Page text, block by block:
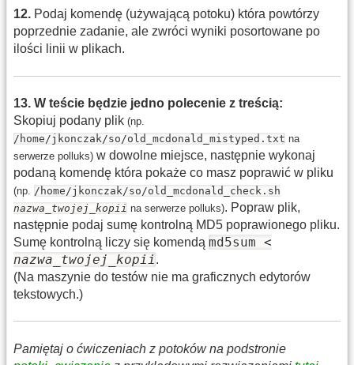
12. Podaj komendę (używającą potoku) która powtórzy
poprzednie zadanie, ale zwróci wyniki posortowane po
ilości linii w plikach.
13. W teście będzie jedno polecenie z treścią:
Skopiuj podany plik (np.
/home/jkonczak/so/old_mcdonald_mistyped.txt na
serwerze polluks) w dowolne miejsce, następnie wykonaj
podaną komendę która pokaże co masz poprawić w pliku
(np. /home/jkonczak/so/old_mcdonald_check.sh
nazwa_twojej_kopii na serwerze polluks). Popraw plik,
następnie podaj sumę kontrolną MD5 poprawionego pliku.
Sumę kontrolną liczy się komendą md5sum <
nazwa_twojej_kopii.
(Na maszynie do testów nie ma graficznych edytorów
tekstowych.)
Pamiętaj o ćwiczeniach z potoków na podstronie